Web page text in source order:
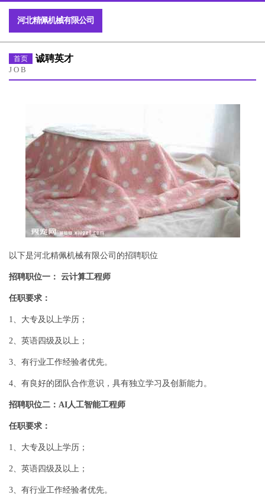
河北精佩机械有限公司
首页 诚聘英才
JOB
以下是河北精佩机械有限公司的招聘职位
招聘职位一： 云计算工程师
任职要求：
1、大专及以上学历；
2、英语四级及以上；
3、有行业工作经验者优先。
4、有良好的团队合作意识，具有独立学习及创新能力。
招聘职位二：AI人工智能工程师
任职要求：
1、大专及以上学历；
2、英语四级及以上；
3、有行业工作经验者优先。